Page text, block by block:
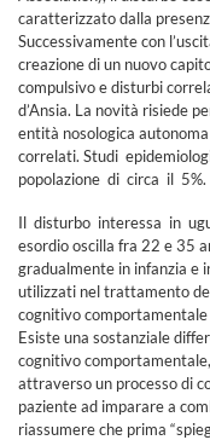
caratterizzato dalla
Successivamente con
creazione di un nuovo
compulsivo e disturbi
d’Ansia. La novità risiede
entità nosologica
correlati. Studi
popolazione di circa il 5%.
Il disturbo interessa in
esordio oscilla fra 22 e 35
gradualmente in infanzia e
utilizzati nel trattamento
cognitivo comportamentale
Esiste una sostanziale
cognitivo
attraverso un processo di
paziente ad imparare a
riassumere che prima